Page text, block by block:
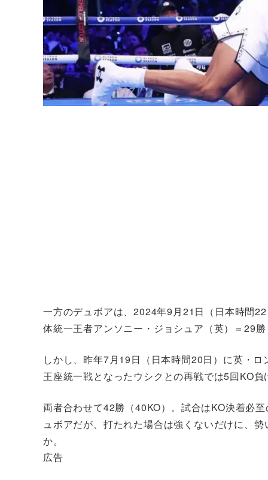
一方のデュボアは、2024年9月21日（日本時間
体統一王者アンソニー・ジョシュア（英）＝29
しかし、昨年7月19日（日本時間20日）に英・
王座統一戦となったウシクとの再戦では5回KO
両者合わせて42勝（40KO）。試合はKO決着必
ュボアだが、打たれた場合は強くないだけに、
か。
広告